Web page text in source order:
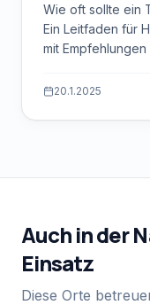
Wie oft sollte ein
Ein Leitfaden für
mit
20.1.2025
Auch in der
Einsatz
Diese Orte